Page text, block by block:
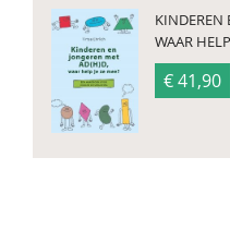
KINDEREN
WAAR
€ 41,90